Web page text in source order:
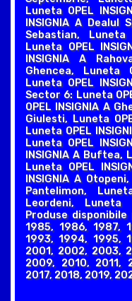
Luneta OPEL
INSIGNIA A Dealul
Sebastian, Luneta
Luneta OPEL
INSIGNIA A
Ghencea, Luneta
Luneta OPEL
Sector 6: Luneta
OPEL INSIGNIA A
Giulesti, Luneta
Luneta OPEL
Luneta OPEL
INSIGNIA A Buftea,
Luneta OPEL
INSIGNIA A
Pantelimon,
Leordeni, Luneta
Produse
1985, 1986, 1987,
1993, 1994, 1995,
2001, 2002, 2003,
2009, 2010, 2011,
2017, 2018, 2019,